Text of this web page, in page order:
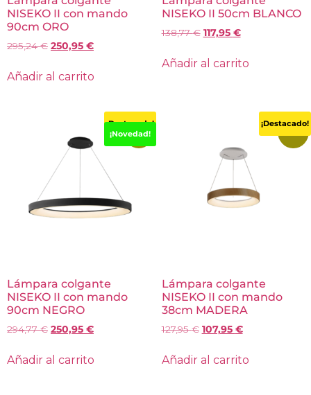
NISEKO II con mando
90cm ORO
295,24€ 250,95 €
Añadir al carrito
NISEKO II 50cm BLANCO
138,77€ 117,95 €
Añadir al carrito
-15%
¡Destacado!
¡Novedad!
Lámpara colgante
NISEKO II con mando
90cm NEGRO
294,77€ 250,95 €
Añadir al carrito
¡Destacado!
Lámpara colgante
NISEKO II con mando
38cm MADERA
127,95€ 107,95 €
Añadir al carrito